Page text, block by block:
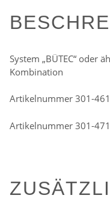
System „BÜTEC“ oder
Kombination
Artikelnummer 301-461
Artikelnummer 301-471